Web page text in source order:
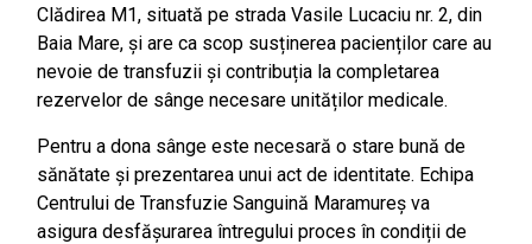
Clădirea M1, situată pe strada Vasile Lucaciu nr. 2, din
Baia Mare, și are ca scop susținerea pacienților care au
nevoie de transfuzii și contribuția la completarea
rezervelor de sânge necesare unităților medicale.
Pentru a dona sânge este necesară o stare bună de
sănătate și prezentarea unui act de identitate. Echipa
Centrului de Transfuzie Sanguină Maramureș va
asigura desfășurarea întregului proces în condiții de